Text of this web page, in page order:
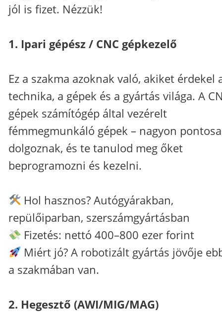
jól is fizet. Nézzük!
1. Ipari gépész / CNC gépkezelő
Ez a szakma azoknak való, akiket érdekel
technika, a gépek és a gyártás világa. A
gépek számítógép által vezérelt
fémmegmunkáló gépek – nagyon
dolgoznak, és te tanulod meg őket
beprogramozni és kezelni.
Hol hasznos? Autógyárakban,
repülőiparban, szerszámgyártásban
Fizetés: nettó 400–800 ezer forint
Miért jó? A robotizált gyártás jövője
a szakmában van.
2. Hegesztő (AWI/MIG/MAG)